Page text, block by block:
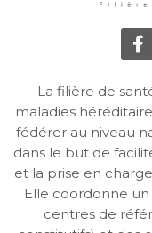
La filière de
maladies
fédérer au niveau
dans le but de
et la prise en
Elle coordonne
centres de